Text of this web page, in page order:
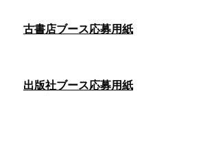
古書店ブース応募用紙
出版社ブース応募用紙